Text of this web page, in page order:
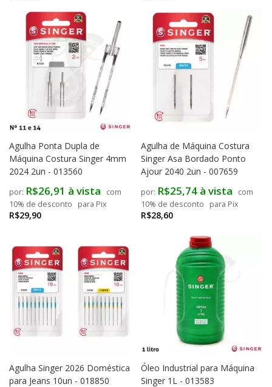
Agulha Ponta Dupla de
Máquina Costura Singer 4mm
2024 2un - 013560
R$29,90
R$26,91 à vista
com
10% de desconto
para Pix
Agulha de Máquina Costura
Singer Asa Bordado Ponto
Ajour 2040 2un - 007659
R$28,60
R$25,74 à vista
com
10% de desconto
para Pix
Agulha Singer 2026 Doméstica
para Jeans 10un - 018850
Óleo Industrial para Máquina
Singer 1L - 013583